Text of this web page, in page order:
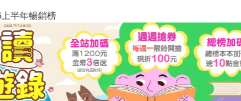
上半年暢銷榜